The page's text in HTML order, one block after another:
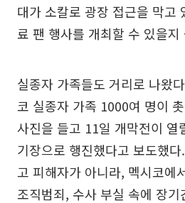
대가 소칼로 광장 접근을 막고
료 팬 행사를 개최할 수 있을
실종자 가족들도 거리로 나왔
코 실종자 가족 1000여 명이
사진을 들고 11일 개막전이 열
기장으로 행진했다고 보도했
고 피해자가 아니라, 멕시코에
조직범죄, 수사 부실 속에 장